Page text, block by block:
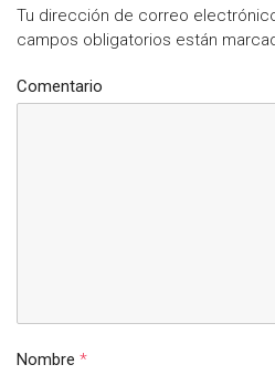
Tu dirección de correo
campos obligatorios están
Comentario
Nombre *